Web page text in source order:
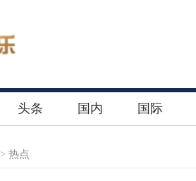
头条 国内 国际
> 热点